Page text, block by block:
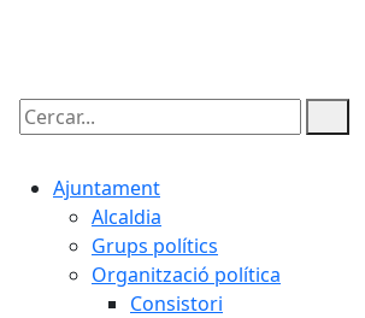
Cercar:
Ajuntament
Alcaldia
Grups polítics
Organització política
Consistori